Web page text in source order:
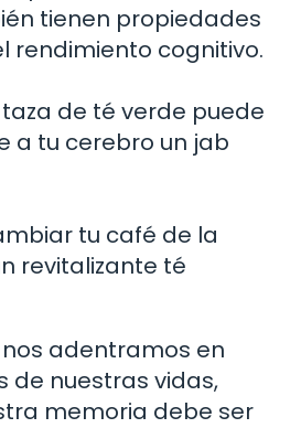
tienen propiedades
rendimiento cognitivo.
de té verde puede
a tu cerebro un jab
tu café de la
revitalizante té
adentramos en
de nuestras vidas,
memoria debe ser